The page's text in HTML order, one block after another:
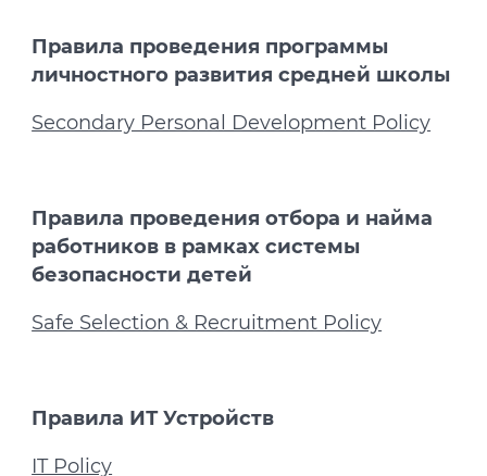
Правила проведения программы
личностного развития средней школы
Secondary Personal Development Policy
Правила проведения отбора и найма
работников в рамках системы
безопасности детей
Safe Selection & Recruitment Policy
Правила ИТ Устройств
IT Policy